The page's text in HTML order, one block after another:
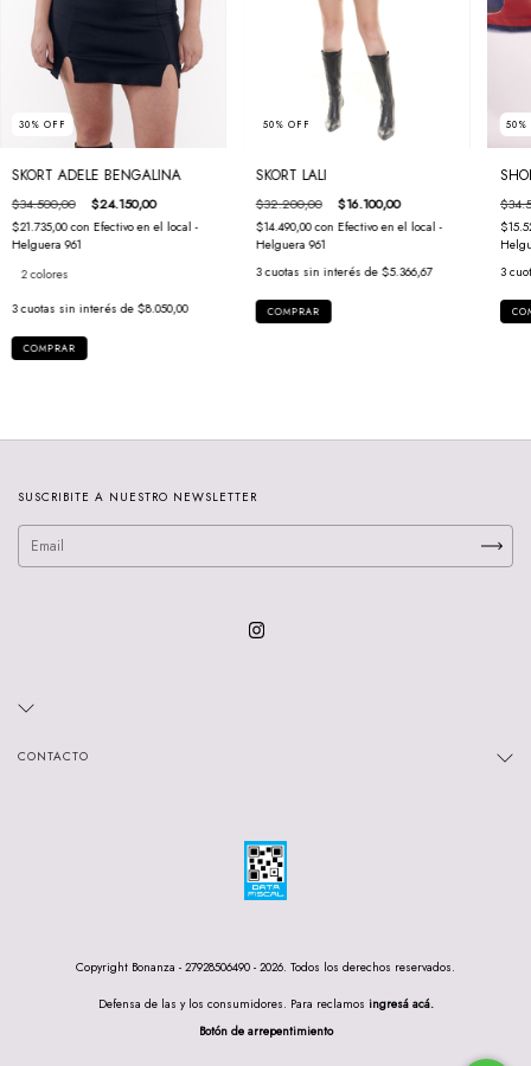
30% OFF
SKORT ADELE BENGALINA
$34.500,00 $24.150,00
$21.735,00con Efectivo en el local -
Helguera 961
2 colores
3 cuotas sin interés de $8.050,00
COMPRAR
50% OFF
SKORT LALI
$32.200,00 $16.100,00
$14.490,00con Efectivo en el local -
Helguera 961
3 cuotas sin interés de $5.366,67
COMPRAR
50%
3
SUSCRIBITE A NUESTRO NEWSLETTER
CONTACTO
Copyright Bonanza - 27928506490 - 2026. Todos los derechos reservados.
Defensa de las y los consumidores. Para reclamos ingresá acá.
Botón de arrepentimiento